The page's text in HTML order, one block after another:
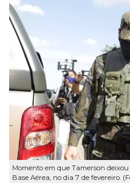
Momento em que Tamerson
Base Aérea, no dia 7 de fevereiro.